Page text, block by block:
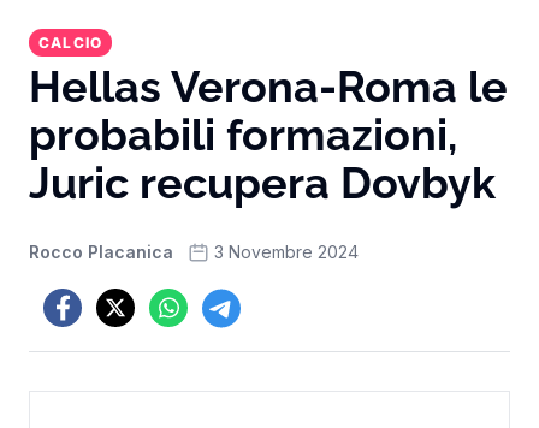
CALCIO
Hellas Verona-Roma le
probabili formazioni,
Juric recupera Dovbyk
Rocco Placanica 3 Novembre 2024